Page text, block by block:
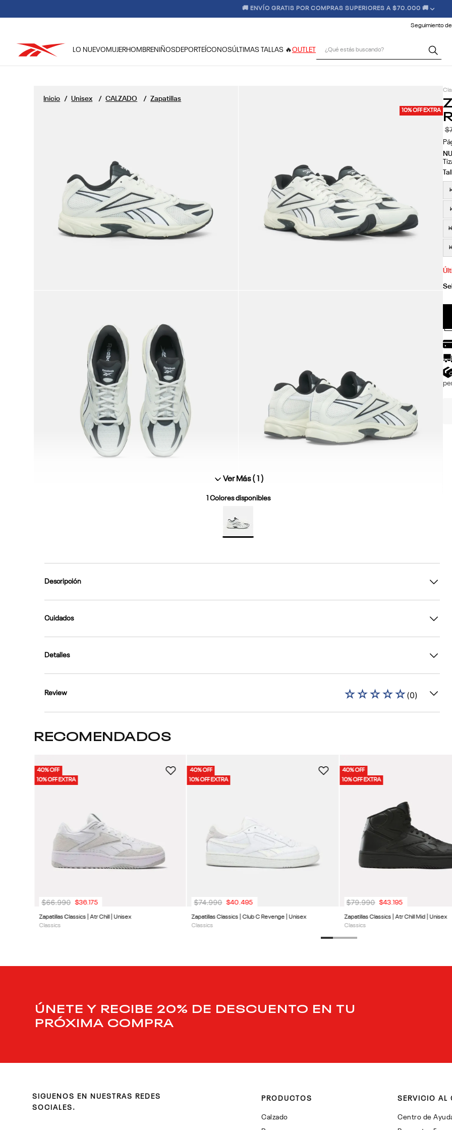
DEBIDO A LAS CONDICIONES CLIMÁTICAS, LOS TIEMPOS DE ENTREGA PODRÍAN VERSE
Seguimiento
LO NUEVO MUJERHOMBRENIÑOSDEPORTE ÍCONOSÚLTIMAS TALLAS 🔥OUTLET
10% OFF EXTRA
Unisex CALZADO Zapatillas
Ver Más ( 1)
Colores disponibles
Descripción
Cuidados
Detalles
Review ☆☆☆☆☆(0)
$
RECOMENDADOS
40% OFF
10% OFF EXTRA
Zapatillas Classics | Atr Chill | Unisex
Classics
$66.990 $36.175
40% OFF
10% OFF EXTRA
Zapatillas Classics | Club C Revenge | Unisex
Classics
$74.990 $40.495
40% OFF
10% OFF EXTRA
Zapatillas Classics | Atr Chill Mid | Unisex
Classics
$79.990 $43.195
ÚNETE Y RECIBE 20% DE DESCUENTO EN TU
PRÓXIMA COMPRA
SIGUENOS EN NUESTRAS REDES
SOCIALES.
PRODUCTOS
Calzado
SERVICIO AL
Centro de
2.
club c
6 .
polerón
7.
nano 4
8.
nano 5
9.
chaqueta